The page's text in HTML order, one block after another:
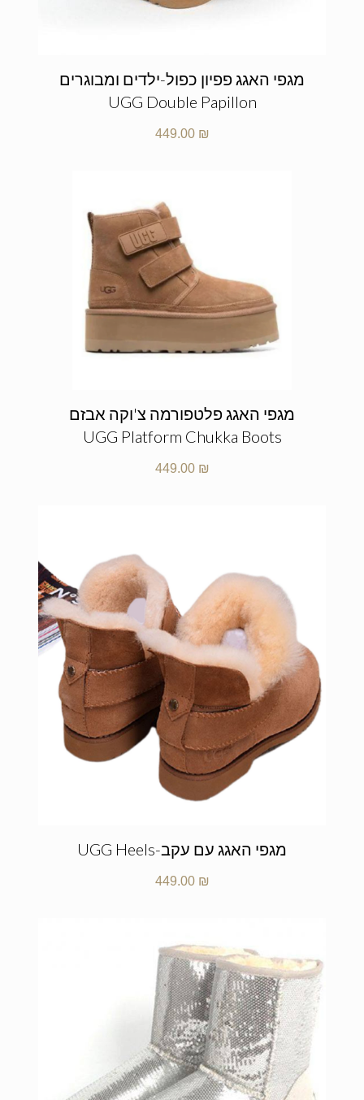
מגפי האגג פפיון כפול-ילדים ומבוגרים
UGG Double Papillon
449.00 ₪
מגפי האגג פלטפורמה צ'וקה אבזם
UGG Platform Chukka Boots
449.00 ₪
מגפי האגג עם עקב-UGG Heels
449.00 ₪